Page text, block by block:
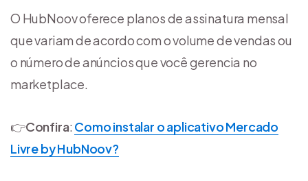
O HubNoov oferece planos de assinatura mensal
que variam de acordo com o volume de vendas ou
o número de anúncios que você gerencia no
marketplace.
👉Confira: Como instalar o aplicativo Mercado
Livre by HubNoov?